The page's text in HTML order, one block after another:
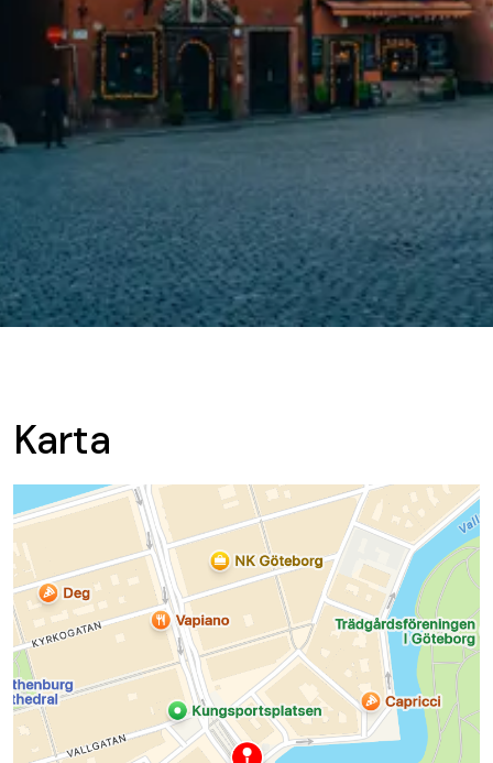
Karta